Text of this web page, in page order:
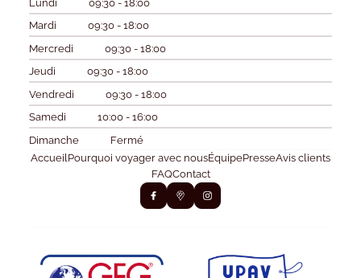
Lundi
09:30 - 18:00
Mardi
09:30 - 18:00
Mercredi
09:30 - 18:00
Jeudi
09:30 - 18:00
Vendredi
09:30 - 18:00
Samedi
10:00 - 16:00
Dimanche
Fermé
Accueil Pourquoi voyager avec nousÉquipePresseAvis clients
FAQContact